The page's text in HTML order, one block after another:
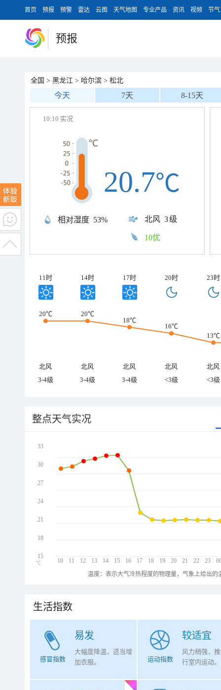
首页 预报 预警 雷达 云图 天气地图 专业产品 资讯 视频 节气
预报
全国 > 黑龙江 > 哈尔滨 > 松北
今天 7天 8-15天
10:10 实况
相对湿度 53% 北风 3级
20.7℃
10优
11时 14时 17时 20时 23时
20℃
20℃
18℃
16℃
13℃
北风 北风 北风 北风
北风
3-4级
3-4级 3-4级 <3级 <3级
整点天气实况
10 11 12 13 14 15 16 17 18 19 20 21 22 23
33
30
27
24
21
18
15
℃
温度：表示大气冷热程度的物理量，气象上给出
生活指数
易发
感冒指数
大幅度降温，适当增
加衣服。
较适宜
运动指数
风力稍强，
行室内运动。